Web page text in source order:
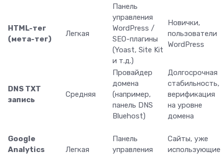
HTML-тег
(мета-тег)
Легкая
Панель
управления
WordPress /
SEO-плагины
(Yoast, Site Kit
и т.д.)
Новички,
пользователи
WordPress
DNS TXT
запись
Средняя
Провайдер
домена
(например,
панель DNS
Bluehost)
Долгосрочная
стабильность,
верификация
на уровне
домена
Google
Analytics
Легкая
Панель
управления
Сайты, уже
использующие